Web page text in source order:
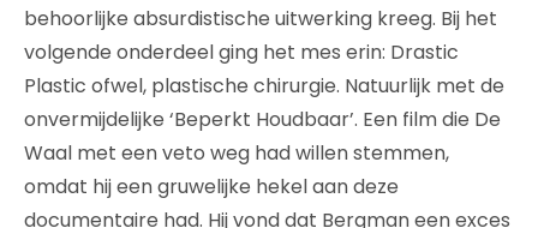
behoorlijke absurdistische uitwerking kreeg. Bij het
volgende onderdeel ging het mes erin: Drastic
Plastic ofwel, plastische chirurgie. Natuurlijk met de
onvermijdelijke ‘Beperkt Houdbaar’. Een film die De
Waal met een veto weg had willen stemmen,
omdat hij een gruwelijke hekel aan deze
documentaire had. Hij vond dat Bergman een exces